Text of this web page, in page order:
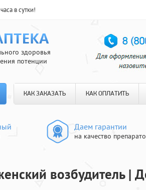
в сутки!
здоровья
потенции
КАК ЗАКАЗАТЬ КАК ОПЛАТИТЬ
Даем гарантии
на качество
возбудитель |